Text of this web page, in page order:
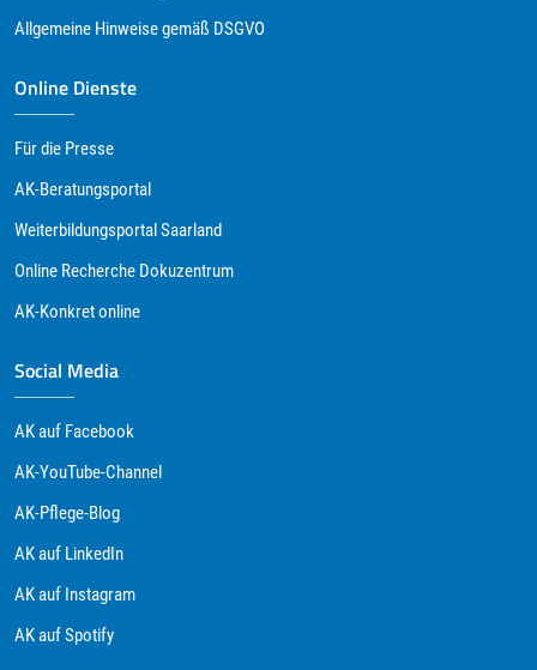
Allgemeine Hinweise gemäß DSGVO
Online Dienste
Für die Presse
AK-Beratungsportal
Weiterbildungsportal Saarland
Online Recherche Dokuzentrum
AK-Konkret online
Social Media
AK auf Facebook
AK-YouTube-Channel
AK-Pflege-Blog
AK auf LinkedIn
AK auf Instagram
AK auf Spotify